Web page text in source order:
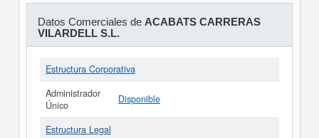
Datos Comerciales de ACABATS CARRERAS
VILARDELL S.L.
Estructura Corporativa
Administrador
Único
Disponible
Estructura Legal